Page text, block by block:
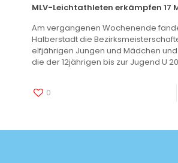
MLV-Leichtathleten erkämpfen 17
Am vergangenen Wochenende
Halberstadt die
elfjährigen Jungen und Mädchen
die der 12jährigen bis zur Jugend U 20
0